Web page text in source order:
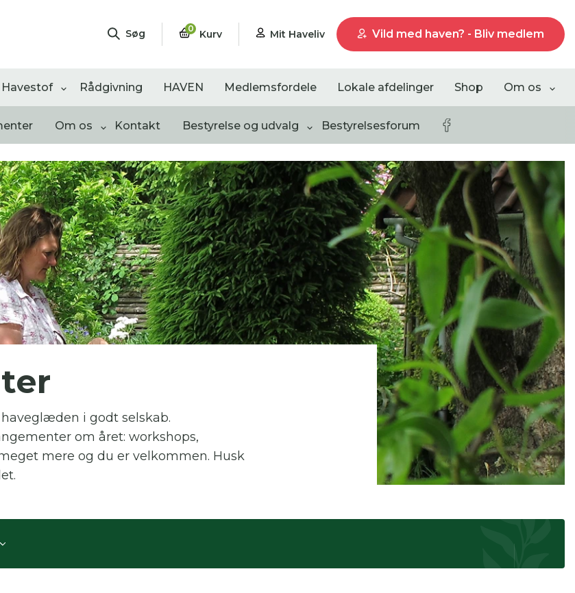
Søg 0 Kurv Mit Haveliv Vild med haven? - Bliv medlem
Havestof Rådgivning HAVEN Medlemsfordele Lokale afdelinger Shop Om os
Om os Kontakt Bestyrelse og udvalg Bestyrelsesforum
Shop
0resultater
Åbne haver
0resultater Liste visning
indtaste minimum 3 tegn for at se
søge i hele vores katalog af artikler, arrangementer,
produkter og åbne haver.
i godt selskab.
om året: workshops,
mere og du er velkommen. Husk